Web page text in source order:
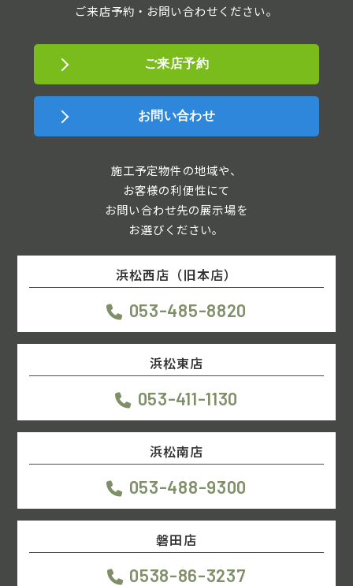
ご来店予約・お問い合わせください。
ご来店予約
お問い合わせ
施工予定物件の地域や、
お客様の利便性にて
お問い合わせ先の展示場を
お選びください。
浜松西店（旧本店）
053-485-8820
浜松東店
053-411-1130
浜松南店
053-488-9300
磐田店
0538-86-3237